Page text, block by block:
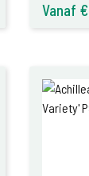
Vanaf